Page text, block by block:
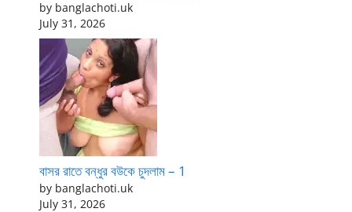
by banglachoti.uk
July 31, 2026
বাসর রাতে বন্ধুর বউকে চুদলাম – 1
by banglachoti.uk
July 31, 2026